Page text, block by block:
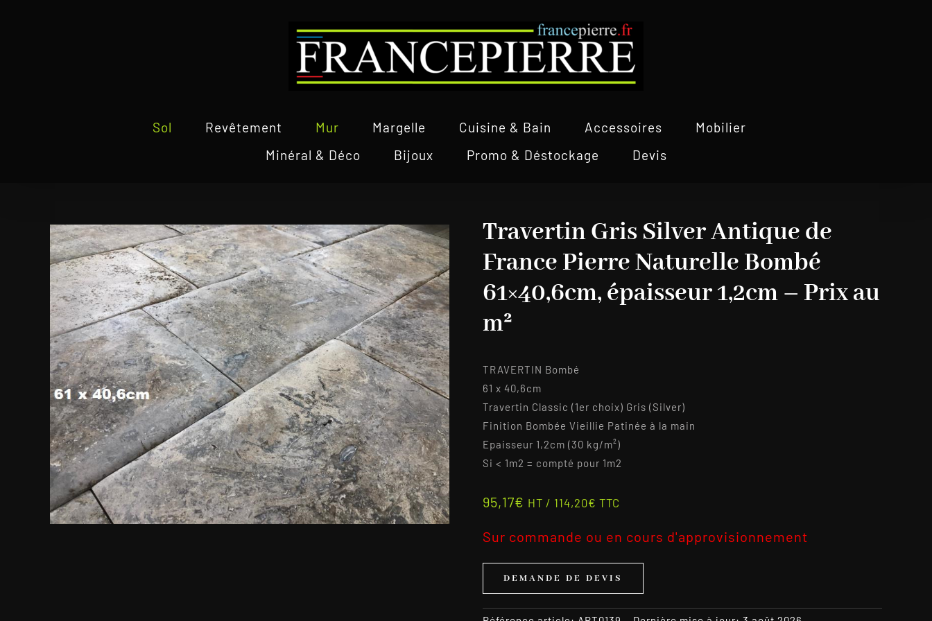
Sol Revêtement Mur Margelle Cuisine & Bain Accessoires
Mobilier
Minéral & Déco
Bijoux Promo & Déstockage Devis
Travertin Gris Silver Antique de
France Pierre Naturelle Bombé
61×40,6cm, épaisseur 1,2cm – Prix au
m²
TRAVERTIN Bombé
61 x 40,6cm
Travertin Classic (1er choix) Gris (Silver)
Finition Bombée Vieillie Patinée à la main
Epaisseur 1,2cm (30 kg/m²)
Si < 1m2 = compté pour 1m2
95,17€ HT / 114,20€ TTC
Sur commande ou en cours d'approvisionnement
DEMANDE DE DEVIS